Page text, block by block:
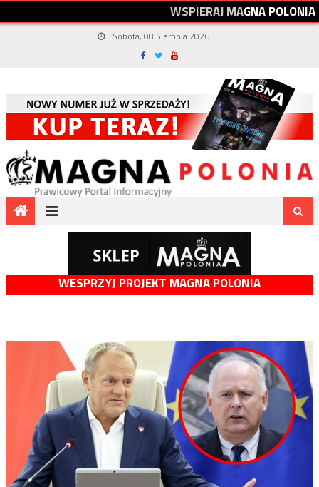
WSPIERAJMAGNAPOLONIA
Sobota, 08 Sierpnia 2026
WESPRZYJ PROJEKT MAGNA POLONIA